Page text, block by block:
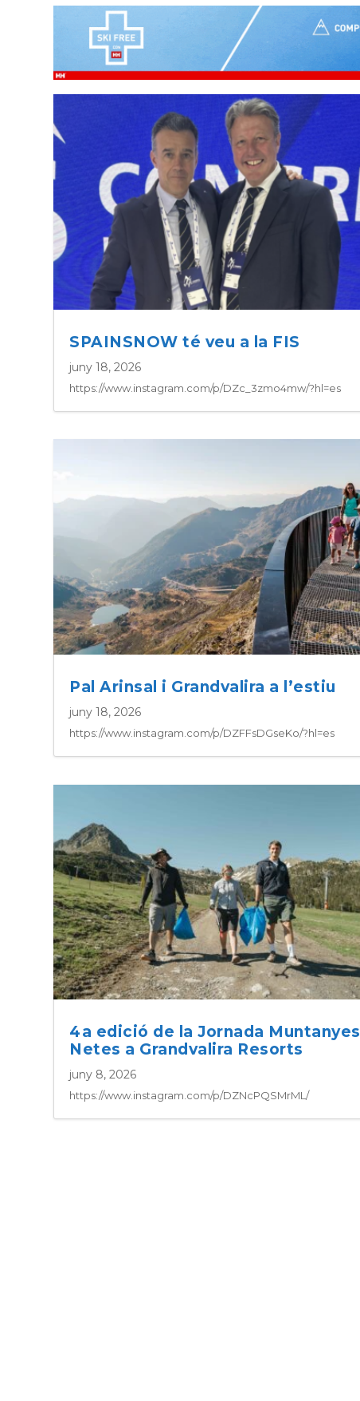
SPAINSNOW té veu a la FIS
juny 18, 2026
https://www.instagram.com/p/DZc_3zmo4mw/?hl=es
Pal Arinsal i Grandvalira a l’estiu
juny 18, 2026
https://www.instagram.com/p/DZFFsDGseKo/?hl=es
4a edició de la Jornada Muntanyes
Netes a Grandvalira Resorts
juny 8, 2026
https://www.instagram.com/p/DZNcPQSMrML/